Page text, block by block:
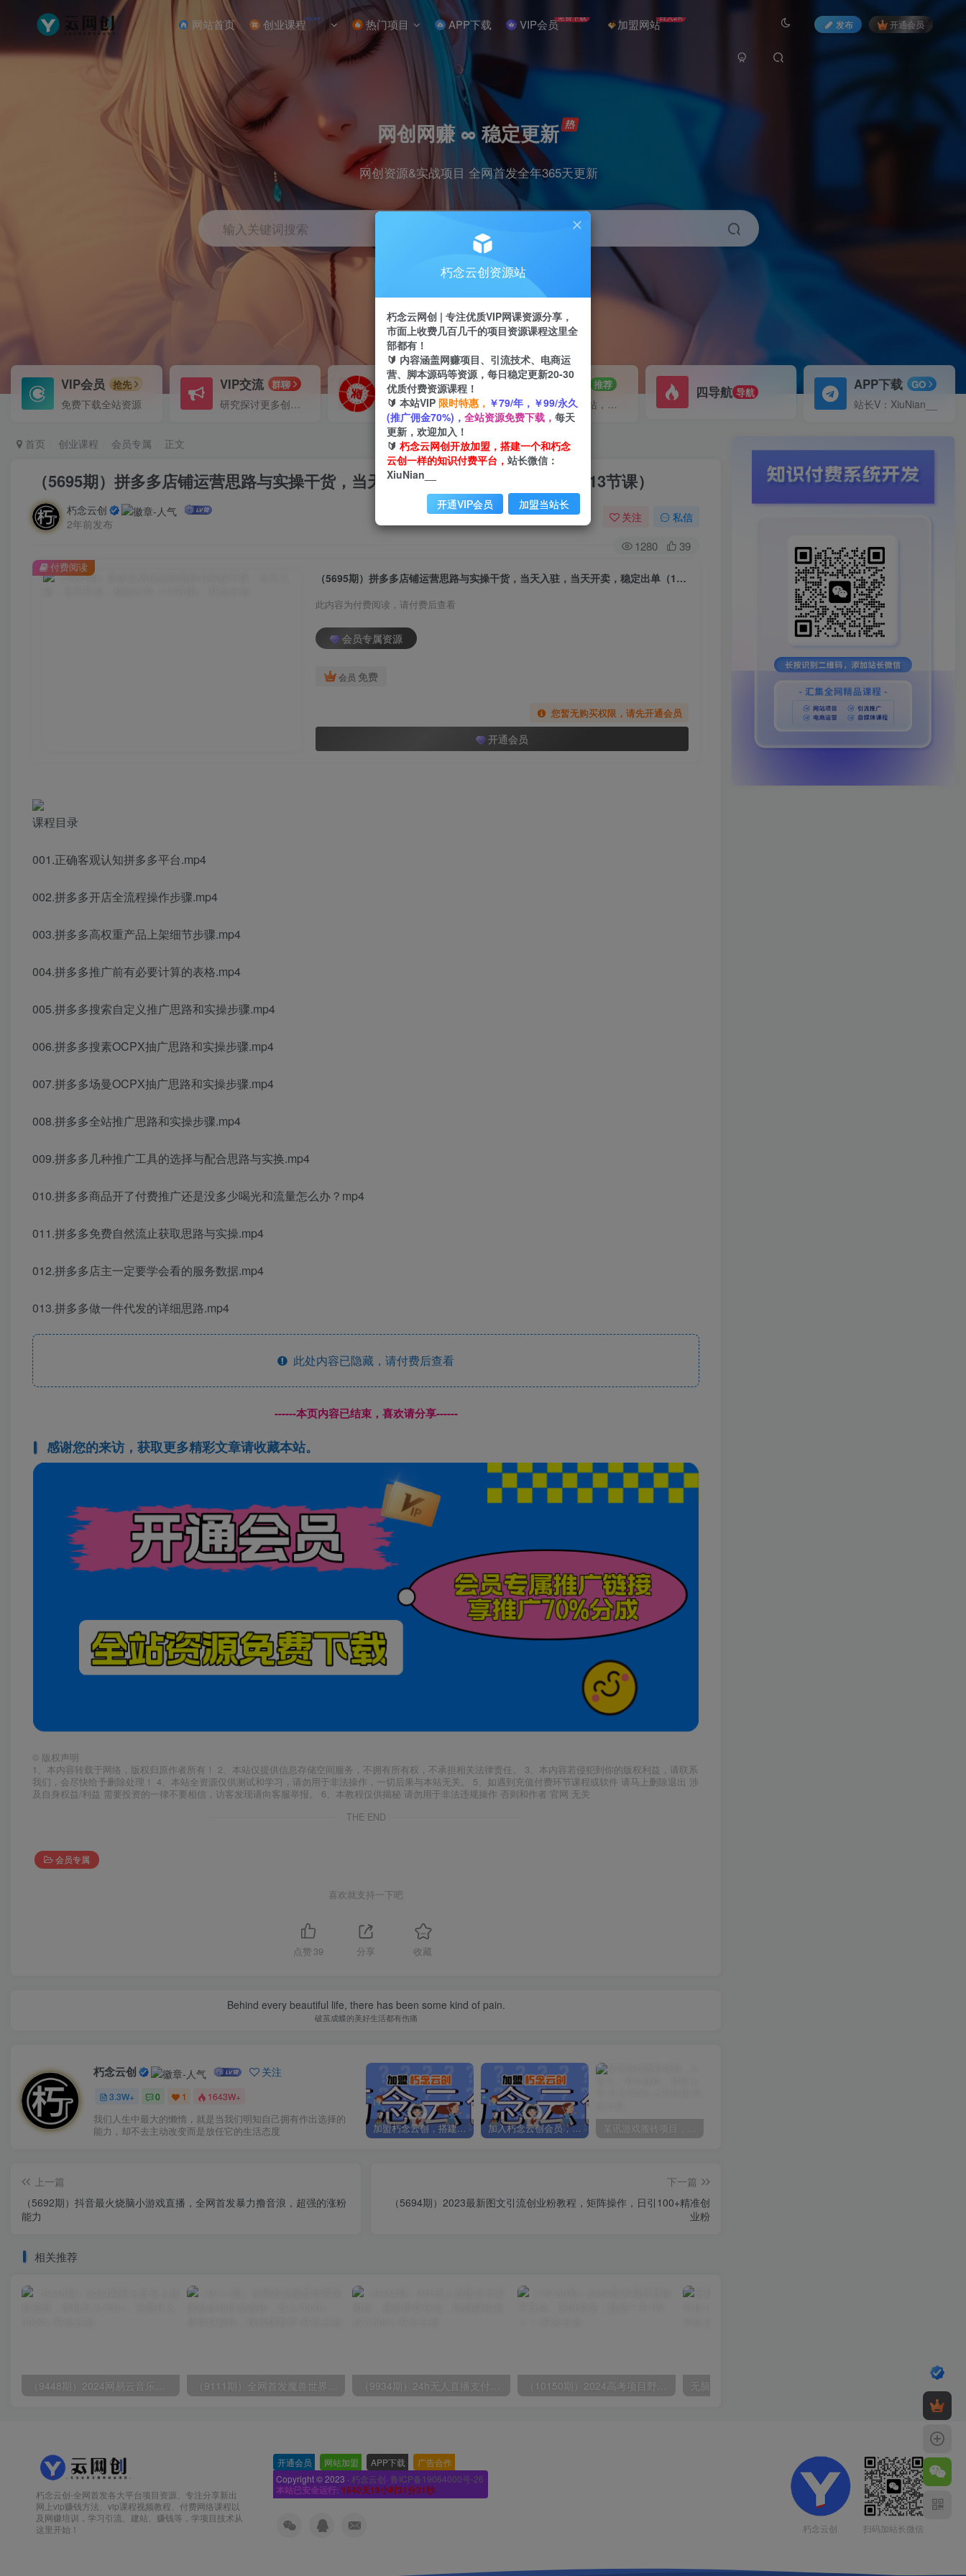
网站首页 创业课程NEW 热门项目 APP下载 VIP会员免费下载 加盟网站日入2K
发布 开通会员
网创网赚 ∞ 稳定更新
网创资源&实战项目 全网首发全年365天更新
输入关键词搜索
小红书 挂机 快手
VIP会员 抢先
免费下载全站资源
VIP交流 群聊
研究探讨更多创业项目路子。
VIP推广
70%分佣
会员专属推广链接
招募站长 推荐
搭建同款网站，自己当老板
四导航 导航 APP下载 GO
站长V：XiuNian__
首页 创业课程 会员专属 正文
（5695期）拼多多店铺运营思路与实操干货，当天入驻，当天开卖，稳定出单（13节课）
朽念云创
2年前发布
关注 私信
1280 39
（5695期）拼多多店铺运营思路与实操干货，当天入驻，当天开卖，稳定出单（13节课）
此内容为付费阅读，请付费后查看
会员专属资源
会员 免费
您暂无购买权限，请先开通会员
开通会员
付费阅读
课程目录
001.正确客观认知拼多多平台.mp4
002.拼多多开店全流程操作步骤.mp4
003.拼多多高权重产品上架细节步骤.mp4
004.拼多多推广前有必要计算的表格.mp4
005.拼多多搜索自定义推广思路和实操步骤.mp4
006.拼多多搜素OCPX抽广思路和实操步骤.mp4
007.拼多多场曼OCPX抽广思路和实操步骤.mp4
008.拼多多全站推广思路和实操步骤.mp4
009.拼多多几种推广工具的选择与配合思路与实换.mp4
010.拼多多商品开了付费推广还是没多少喝光和流量怎么办？mp4
011.拼多多免费自然流止获取思路与实操.mp4
012.拼多多店主一定要学会看的服务数据.mp4
013.拼多多做一件代发的详细思路.mp4
此处内容已隐藏，请付费后查看
------本页内容已结束，喜欢请分享------
感谢您的来访，获取更多精彩文章请收藏本站。
© 版权声明
1、本内容转载于网络，版权归原作者所有！ 2、本站仅提供信息存储空间服务，不拥有所有权，不承担相关法律责任。 3、本内容若侵犯到你的版权利益，请联系
我们，会尽快给予删除处理！ 4、本站全资源仅供测试和学习，请勿用于非法操作，一切后果与本站无关。 5、如遇到充值付费环节课程或软件 请马上删除退出 涉
及自身权益/利益 需要投资的一律不要相信，访客发现请向客服举报。 6、本教程仅供揭秘 请勿用于非法违规操作 否则和作者 官网 无关
THE END
会员专属
喜欢就支持一下吧
点赞 39 分享 收藏
Behind every beautiful life, there has been some kind of pain.
破茧成蝶的美好生活都有伤痛
朽念云创 关注
3.3W+ 0 1 1643W+
我们人生中最大的懒惰，就是当我们明知自己拥有作出选择的
能力，却不去主动改变而是放任它的生活态度
加盟朽念云创，搭建同款项目资源站，实现日入2000+ 加入朽念云创会员，全站资源免费学习。 某讯游戏搬砖项目，0投入，可以挂机，轻松上手,月入3000+上不封顶
上一篇
（5692期）抖音最火烧脑小游戏直播，全网首发暴力撸音浪，超强的涨粉
能力
下一篇
（5694期）2023最新图文引流创业粉教程，矩阵操作，日引100+精准创
业粉
相关推荐
（9448期）2024网易云音乐人挂机项目，单机日入150+，无脑月入5000+ （9111期）全网首发魔兽世界美服全自动打金搬砖，日入1000+，简单好操作，保姆级教学 （9934期）24h无人直播支付宝项目，最新带货玩法，纯躺赚实测日入500+ （10150期）2024高考项目野路子玩法，无限裂变，最高一天1W＋！
朽念云创-全网首发各大平台项目资源、专注分享新出
网上vip赚钱方法、vip课程视频教程、付费网络课程以
及网赚培训，学习引流、建站、赚钱等，学项目技术从
这里开始！
开通会员 网站加盟 APP下载 广告合作
Copyright © 2023 · 朽念云创· 鲁ICP备19064000号-26
本站已安全运行: 1640天19小时31分32秒
朽念云创 扫码加站长微信
朽念云创资源站
朽念云网创 | 专注优质VIP网课资源分享，
市面上收费几百几千的项目资源课程这里全
部都有！
🔰 内容涵盖网赚项目、引流技术、电商运
营、脚本源码等资源，每日稳定更新20-30
优质付费资源课程！
🔰 本站VIP 限时特惠， ￥79/年，￥99/永久
(推广佣金70%)， 全站资源免费下载， 每天
更新，欢迎加入！
🔰 朽念云网创开放加盟，搭建一个和朽念
云创一样的知识付费平台， 站长微信：
XiuNian__
开通VIP会员 加盟当站长